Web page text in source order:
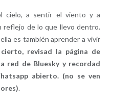
cielo, a sentir el viento y a
reflejo de lo que llevo dentro.
es también aprender a vivir
revisad la página de
red de Bluesky y recordad
abierto. (no se ven
.